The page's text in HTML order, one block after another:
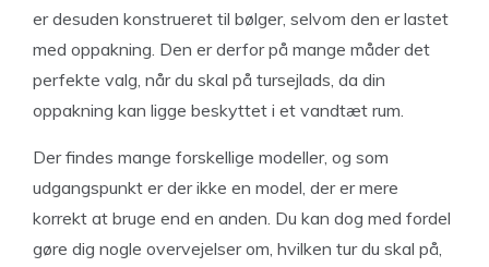
er desuden konstrueret til bølger, selvom den er lastet
med oppakning. Den er derfor på mange måder det
perfekte valg, når du skal på tursejlads, da din
oppakning kan ligge beskyttet i et vandtæt rum.
Der findes mange forskellige modeller, og som
udgangspunkt er der ikke en model, der er mere
korrekt at bruge end en anden. Du kan dog med fordel
gøre dig nogle overvejelser om, hvilken tur du skal på,